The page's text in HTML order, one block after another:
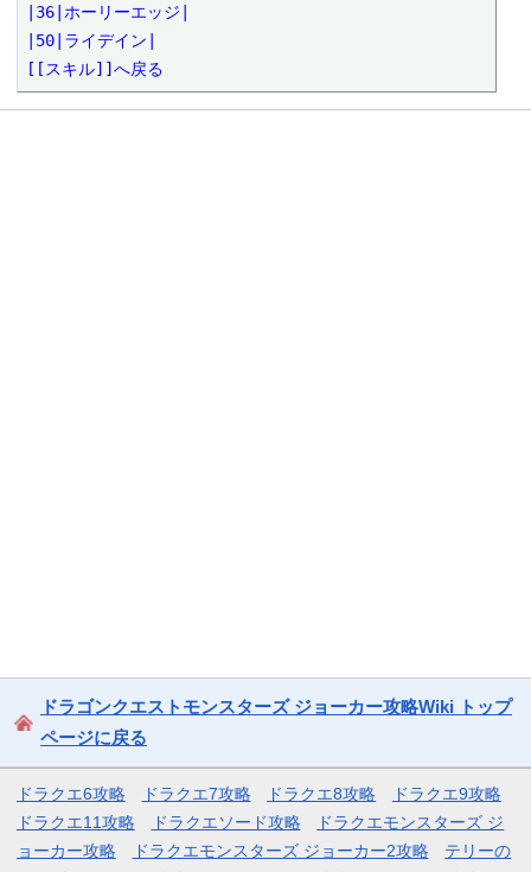
|36|ホーリーエッジ|
|50|ライデイン|
[[スキル]]へ戻る
ドラゴンクエストモンスターズ ジョーカー攻略Wiki トップ
ページに戻る
ドラクエ6攻略 ドラクエ7攻略 ドラクエ8攻略
ドラクエ9攻略
ドラクエ11攻略
ドラクエソード攻略
ドラクエモンスターズ ジ
ョーカー攻略
ドラクエモンスターズ ジョーカー2攻略
テリーの